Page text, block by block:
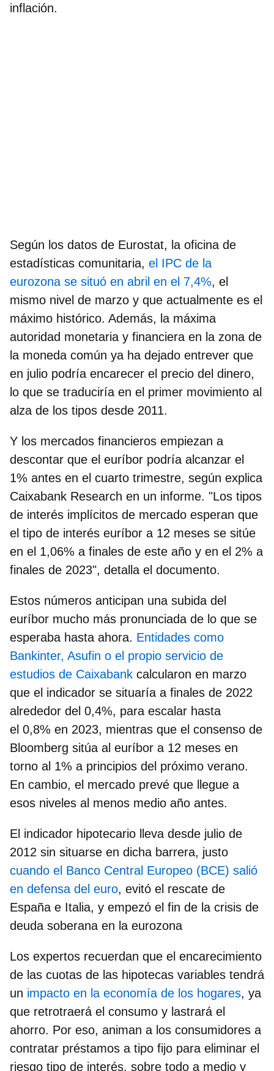
inflación.
Según los datos de Eurostat, la oficina de
estadísticas comunitaria, el IPC de la
eurozona se situó en abril en el 7,4%, el
mismo nivel de marzo y que actualmente es el
máximo histórico. Además, la máxima
autoridad monetaria y financiera en la zona de
la moneda común ya ha dejado entrever que
en julio podría encarecer el precio del dinero,
lo que se traduciría en el primer movimiento al
alza de los tipos desde 2011.
Y los mercados financieros empiezan a
descontar que el euríbor podría alcanzar el
1% antes en el cuarto trimestre, según explica
Caixabank Research en un informe. "Los tipos
de interés implícitos de mercado esperan que
el tipo de interés euríbor a 12 meses se sitúe
en el 1,06% a finales de este año y en el 2% a
finales de 2023", detalla el documento.
Estos números anticipan una subida del
euríbor mucho más pronunciada de lo que se
esperaba hasta ahora. Entidades como
Bankinter, Asufin o el propio servicio de
estudios de Caixabank calcularon en marzo
que el indicador se situaría a finales de 2022
alrededor del 0,4%, para escalar hasta
el 0,8% en 2023, mientras que el consenso de
Bloomberg sitúa al euríbor a 12 meses en
torno al 1% a principios del próximo verano.
En cambio, el mercado prevé que llegue a
esos niveles al menos medio año antes.
El indicador hipotecario lleva desde julio de
2012 sin situarse en dicha barrera, justo
cuando el Banco Central Europeo (BCE) salió
en defensa del euro, evitó el rescate de
España e Italia, y empezó el fin de la crisis de
deuda soberana en la eurozona
Los expertos recuerdan que el encarecimiento
de las cuotas de las hipotecas variables tendrá
un impacto en la economía de los hogares, ya
que retrotraerá el consumo y lastrará el
ahorro. Por eso, animan a los consumidores a
contratar préstamos a tipo fijo para eliminar el
riesgo tipo de interés, sobre todo a medio y